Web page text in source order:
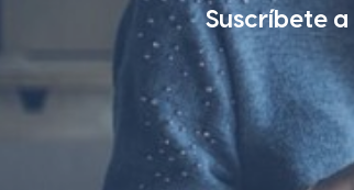
Suscríbete